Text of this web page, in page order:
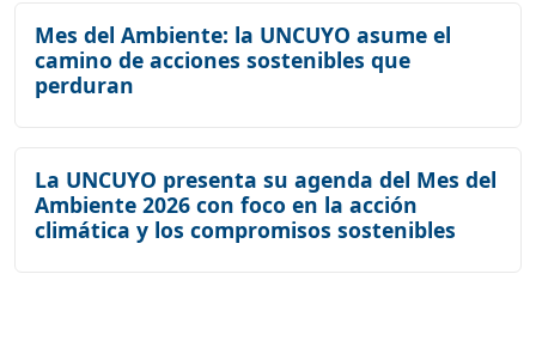
Mes del Ambiente: la UNCUYO asume el
camino de acciones sostenibles que
perduran
La UNCUYO presenta su agenda del Mes del
Ambiente 2026 con foco en la acción
climática y los compromisos sostenibles